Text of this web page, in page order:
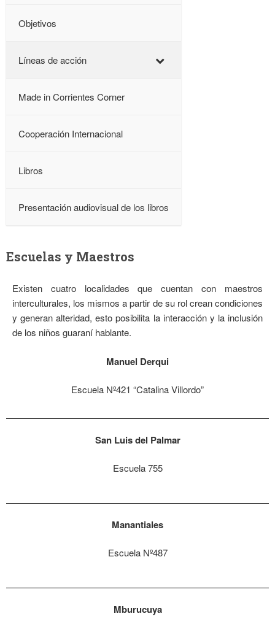
Objetivos
Líneas de acción
Made in Corrientes Corner
Cooperación Internacional
Libros
Presentación audiovisual de los libros
Escuelas y Maestros
Existen cuatro localidades que cuentan con maestros
interculturales, los mismos a partir de su rol crean condiciones
y generan alteridad, esto posibilita la interacción y la inclusión
de los niños guaraní hablante.
Manuel Derqui
Escuela Nº421 “Catalina Villordo”
San Luis del Palmar
Escuela 755
Manantiales
Escuela Nº487
Mburucuya